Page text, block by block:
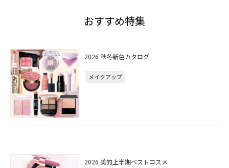
おすすめ特集
2026 秋冬新色カタログ
メイクアップ
2026 美的上半期ベストコスメ